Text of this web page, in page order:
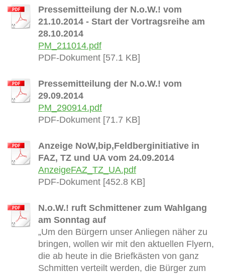
Pressemitteilung der N.o.W.! vom
21.10.2014 - Start der Vortragsreihe am
28.10.2014
PM_211014.pdf
PDF-Dokument [57.1 KB]
Pressemitteilung der N.o.W.! vom
29.09.2014
PM_290914.pdf
PDF-Dokument [71.7 KB]
Anzeige NoW,bip,Feldberginitiative in
FAZ, TZ und UA vom 24.09.2014
AnzeigeFAZ_TZ_UA.pdf
PDF-Dokument [452.8 KB]
N.o.W.! ruft Schmittener zum Wahlgang
am Sonntag auf
„Um den Bürgern unser Anliegen näher zu
bringen, wollen wir mit den aktuellen Flyern,
die ab heute in die Briefkästen von ganz
Schmitten verteilt werden, die Bürger zum